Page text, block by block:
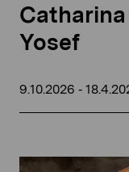
Yosef
9.10.2026 -